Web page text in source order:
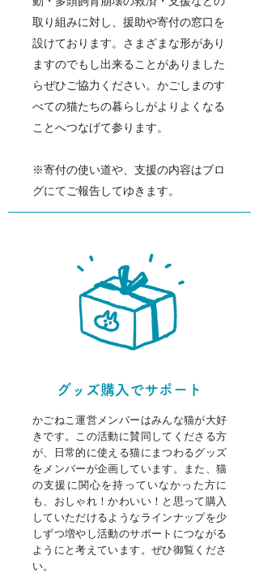
取り組みに対し、援助や寄付の窓口を
設けております。さまざまな形があり
ますのでもし出来ることがありました
らぜひご協力ください。かごしまのす
べての猫たちの暮らしがよりよくなる
ことへつなげて参ります。
※寄付の使い道や、支援の内容はブロ
グにてご報告してゆきます。
​グッズ購入でサポート
かごねこ運営メンバーはみんな猫が大好
きです。この活動に賛同してくださる方
が、日常的に使える猫にまつわるグッズ
をメンバーが企画しています。また、猫
の支援に関心を持っていなかった方に
も、おしゃれ！かわいい！と思って購入
していただけるようなラインナップを少
しずつ増やし活動のサポートにつながる
ようにと考えています。ぜひ御覧くださ
い。